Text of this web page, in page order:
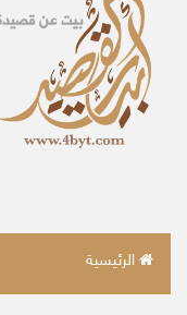
الرئيسية